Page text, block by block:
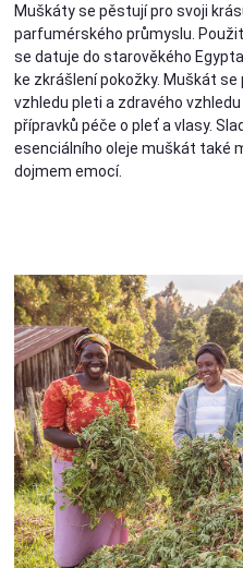
Muškáty se pěstují pro svoji
parfumérského průmyslu.
se datuje do starověkého
ke zkrášlení pokožky. Muškát
vzhledu pleti a zdravého
přípravků péče o pleť a vlasy.
esenciálního oleje muškát také
dojmem emocí.